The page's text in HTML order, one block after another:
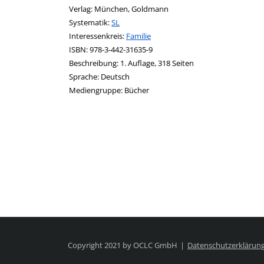
Verlag: München, Goldmann
opens in new tab
Diesen Link in neuem Tab öffnen
Systematik:Suche nach dieser Systematik
SL
Interessenkreis: Suche nach diesem Interessenskreis
Familie
ISBN:978-3-442-31635-9
Beschreibung: 1. Auflage, 318 Seiten
Suche nach dieser Beteiligten Person
Sprache: Deutsch
Mediengruppe: Bücher
Copyright 2021 by OCLC GmbH